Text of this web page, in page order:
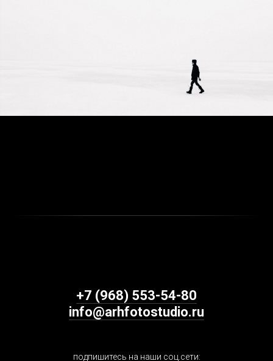
+7 (968) 553-54-80
info@arhfotostudio.ru
подпишитесь на наши соц.сети: